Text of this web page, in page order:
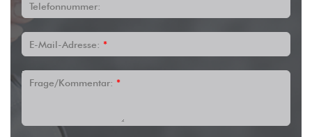
Telefonnummer:
E-Mail-Adresse: *
Frage/Kommentar: *